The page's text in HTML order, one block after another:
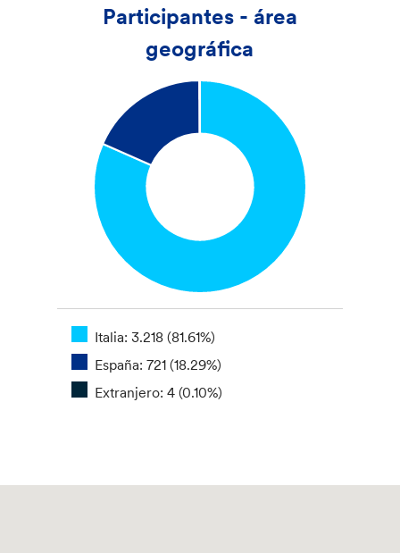
Participantes - área
geográfica
Italia: 3.218 (81.61%)
España: 721 (18.29%)
Extranjero: 4 (0.10%)